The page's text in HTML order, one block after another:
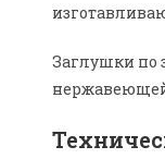
Заглушки по